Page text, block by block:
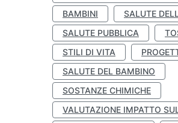
BAMBINI
SALUTE
SALUTE PUBBLICA
STILI DI VITA
SALUTE DEL BAMBINO
SOSTANZE CHIMICHE
VALUTAZIONE IMPATTO